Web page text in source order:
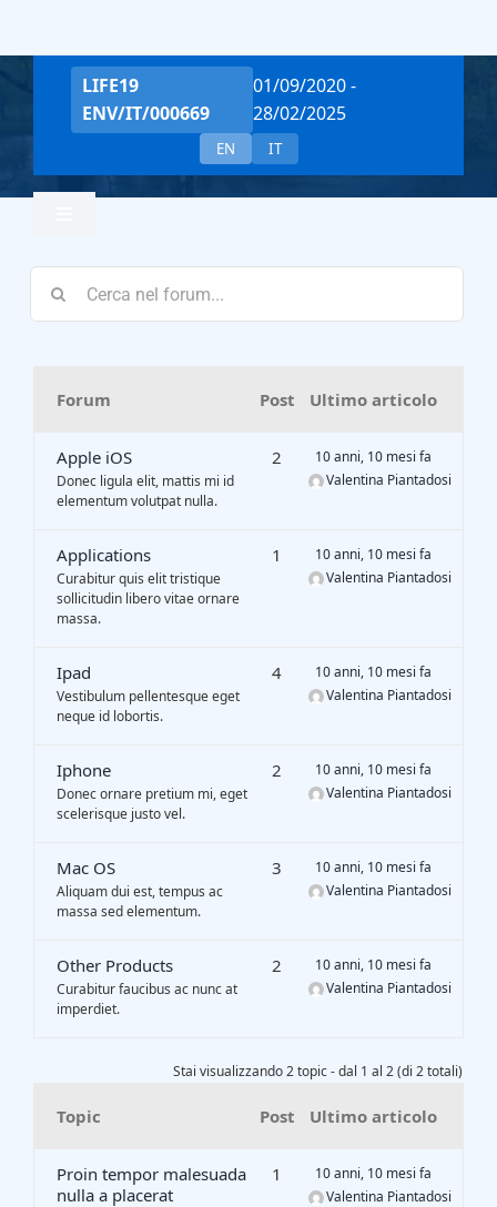
contenuto
LIFE19
ENV/IT/000669
01/09/2020 -
28/02/2025
EN IT
Home
Gasification Process
Technology
Event & News
Documents
Location
Forum Post Ultimo articolo
Apple iOS
Donec ligula elit, mattis mi id
elementum volutpat nulla.
2
10 anni, 10 mesi fa
Valentina Piantadosi
Applications
Curabitur quis elit tristique
sollicitudin libero vitae ornare
massa.
1
10 anni, 10 mesi fa
Valentina Piantadosi
Ipad
Vestibulum pellentesque eget
neque id lobortis.
4
10 anni, 10 mesi fa
Valentina Piantadosi
Iphone
Donec ornare pretium mi, eget
scelerisque justo vel.
2
10 anni, 10 mesi fa
Valentina Piantadosi
Mac OS
Aliquam dui est, tempus ac
massa sed elementum.
3
10 anni, 10 mesi fa
Valentina Piantadosi
Other Products
Curabitur faucibus ac nunc at
imperdiet.
2
10 anni, 10 mesi fa
Valentina Piantadosi
Stai visualizzando 2 topic - dal 1 al 2 (di 2 totali)
Topic Post Ultimo articolo
Proin tempor malesuada
nulla a placerat
1
10 anni, 10 mesi fa
Valentina Piantadosi